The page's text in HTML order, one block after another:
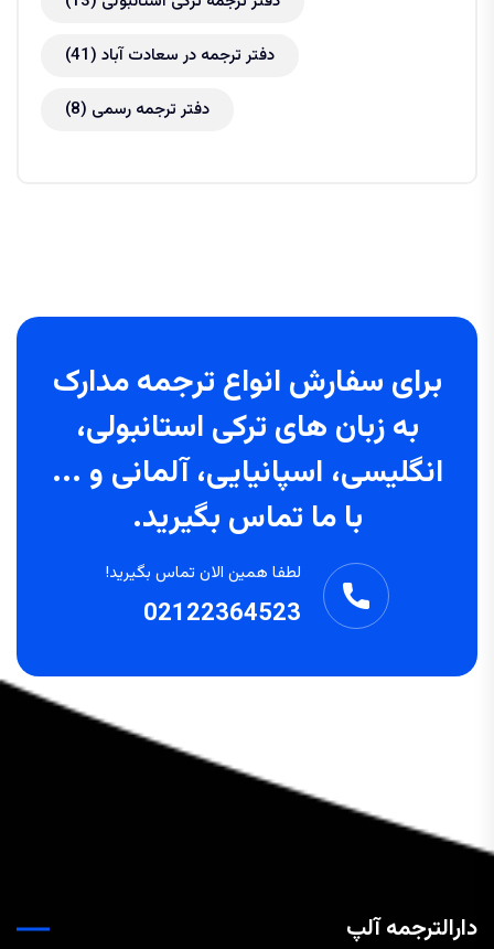
دفتر ترجمه در سعادت آباد (41)
دفتر ترجمه رسمی (8)
برای سفارش انواع ترجمه مدارک
به زبان های ترکی استانبولی،
انگلیسی، اسپانیایی، آلمانی و ...
با ما تماس بگیرید.
لطفا همین الان تماس بگیرید!
02122364523
دارالترجمه آلپ